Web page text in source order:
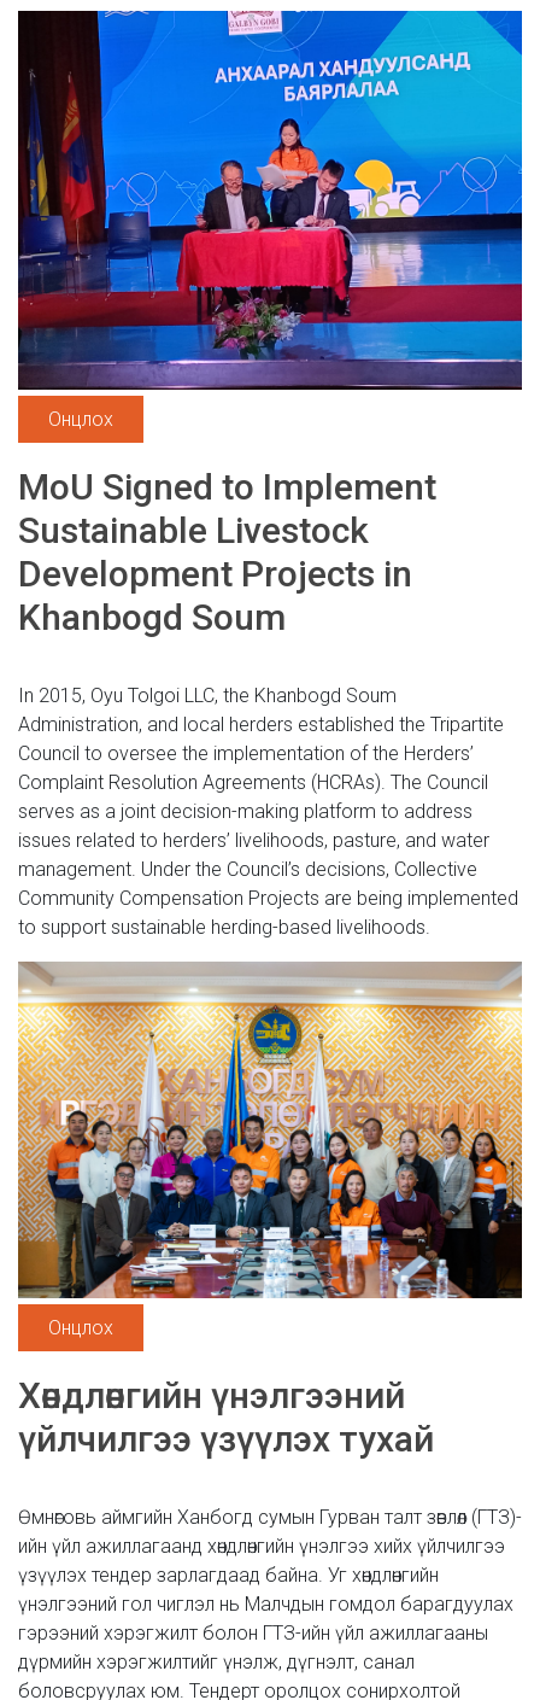
Онцлох
MoU Signed to Implement
Sustainable Livestock
Development Projects in
Khanbogd Soum
In 2015, Oyu Tolgoi LLC, the Khanbogd Soum
Administration, and local herders established the Tripartite
Council to oversee the implementation of the Herders’
Complaint Resolution Agreements (HCRAs). The Council
serves as a joint decision-making platform to address
issues related to herders’ livelihoods, pasture, and water
management. Under the Council’s decisions, Collective
Community Compensation Projects are being implemented
to support sustainable herding-based livelihoods.
Онцлох
Хөндлөнгийн үнэлгээний
үйлчилгээ үзүүлэх тухай
Өмнөговь аймгийн Ханбогд сумын Гурван талт зөвлөл (ГТЗ)-
ийн үйл ажиллагаанд хөндлөнгийн үнэлгээ хийх үйлчилгээ
үзүүлэх тендер зарлагдаад байна. Уг хөндлөнгийн
үнэлгээний гол чиглэл нь Малчдын гомдол барагдуулах
гэрээний хэрэгжилт болон ГТЗ-ийн үйл ажиллагааны
дүрмийн хэрэгжилтийг үнэлж, дүгнэлт, санал
боловсруулах юм. Тендерт оролцох сонирхолтой